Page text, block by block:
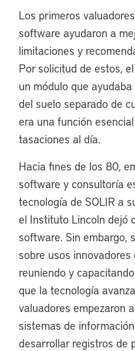
Los primeros
software ayudaron a
limitaciones y
Por solicitud de estos,
un módulo que
del suelo separado de
era una función
tasaciones al día.
Hacia fines de los 80,
software y consultoría
tecnología de SOLIR a
el Instituto Lincoln dejó
software. Sin embargo,
sobre usos innovadores
reuniendo y
que la tecnología
valuadores empezaron
sistemas de
desarrollar registros de